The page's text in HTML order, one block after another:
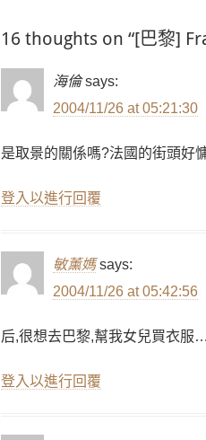
覽
16 thoughts on “[巴黎]
海倫 says:
2004/11/26 at 05:21:30
是取景的關係嗎?法國的街頭好
登入以進行回覆
敏薰媽 says:
2004/11/26 at 05:42:56
后,很想去巴黎,幫我女兒買衣服
登入以進行回覆